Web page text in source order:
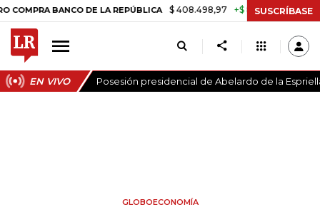
BANCO DE LA REPÚBLICA $ 408.498,97 +$ 8.753,81 +2,19%
SUSCRÍBASE
EN VIVO Posesión presidencial de Abelardo de la
GLOBOECONOMÍA